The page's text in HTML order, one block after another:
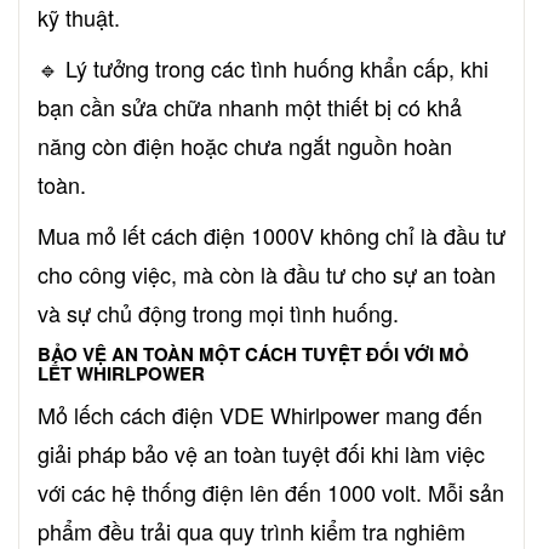
kỹ thuật.
🔹 Lý tưởng trong các tình huống khẩn cấp, khi
bạn cần sửa chữa nhanh một thiết bị có khả
năng còn điện hoặc chưa ngắt nguồn hoàn
toàn.
Mua mỏ lết cách điện 1000V không chỉ là đầu tư
cho công việc, mà còn là đầu tư cho sự an toàn
và sự chủ động trong mọi tình huống.
BẢO VỆ AN TOÀN MỘT CÁCH TUYỆT ĐỐI VỚI MỎ
LẾT WHIRLPOWER
Mỏ lếch cách điện VDE Whirlpower mang đến
giải pháp bảo vệ an toàn tuyệt đối khi làm việc
với các hệ thống điện lên đến 1000 volt. Mỗi sản
phẩm đều trải qua quy trình kiểm tra nghiêm